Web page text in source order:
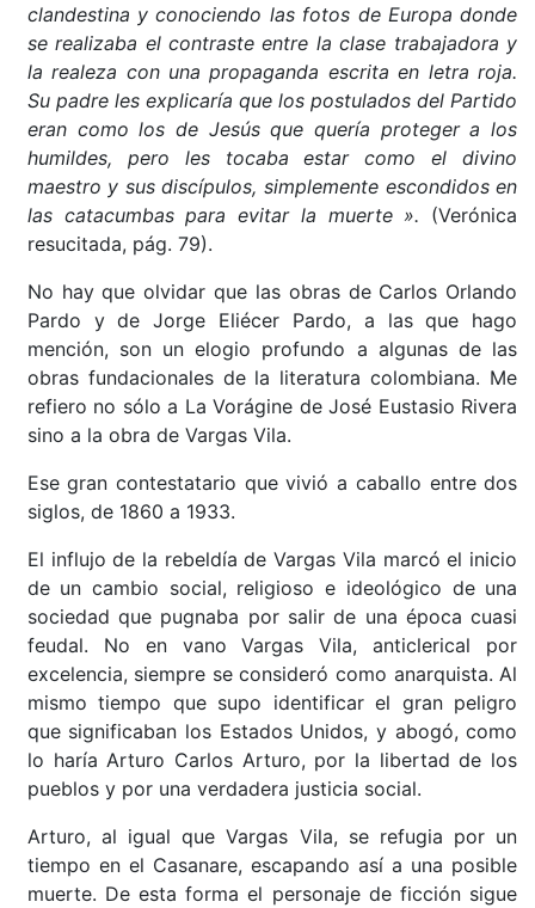
clandestina y conociendo las fotos de Europa donde
se realizaba el contraste entre la clase trabajadora y
la realeza con una propaganda escrita en letra roja.
Su padre les explicaría que los postulados del Partido
eran como los de Jesús que quería proteger a los
humildes, pero les tocaba estar como el divino
maestro y sus discípulos, simplemente escondidos en
las catacumbas para evitar la muerte ». (Verónica
resucitada, pág. 79).
No hay que olvidar que las obras de Carlos Orlando
Pardo y de Jorge Eliécer Pardo, a las que hago
mención, son un elogio profundo a algunas de las
obras fundacionales de la literatura colombiana. Me
refiero no sólo a La Vorágine de José Eustasio Rivera
sino a la obra de Vargas Vila.
Ese gran contestatario que vivió a caballo entre dos
siglos, de 1860 a 1933.
El influjo de la rebeldía de Vargas Vila marcó el inicio
de un cambio social, religioso e ideológico de una
sociedad que pugnaba por salir de una época cuasi
feudal. No en vano Vargas Vila, anticlerical por
excelencia, siempre se consideró como anarquista. Al
mismo tiempo que supo identificar el gran peligro
que significaban los Estados Unidos, y abogó, como
lo haría Arturo Carlos Arturo, por la libertad de los
pueblos y por una verdadera justicia social.
Arturo, al igual que Vargas Vila, se refugia por un
tiempo en el Casanare, escapando así a una posible
muerte. De esta forma el personaje de ficción sigue